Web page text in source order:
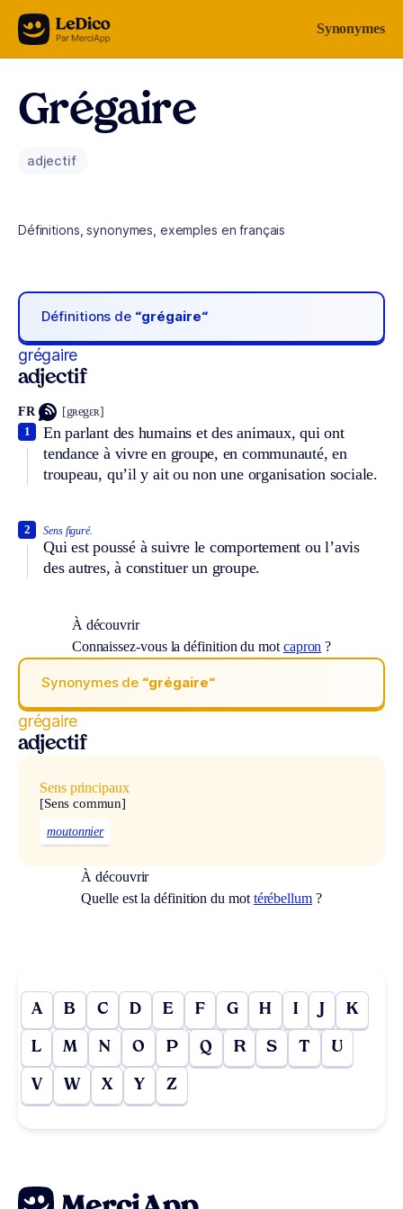
Aller au contenu Synonymes
Grégaire
adjectif
Définitions, synonymes, exemples en français
Définitions de “grégaire“
grégaire
adjectif
FR [gʀegɛʀ]
En parlant des humains et des animaux, qui ont
tendance à vivre en groupe, en communauté, en
troupeau, qu’il y ait ou non une organisation sociale.
1
Sens figuré.
Qui est poussé à suivre le comportement ou l’avis
des autres, à constituer un groupe.
2
À découvrir
Connaissez-vous la définition du mot capron ?
Synonymes de “grégaire“
grégaire
adjectif
Sens principaux
[Sens commun]
moutonnier
À découvrir
Quelle est la définition du mot térébellum?
A B C D E F G H I J K
L M N O P Q R S T U
V W X Y Z